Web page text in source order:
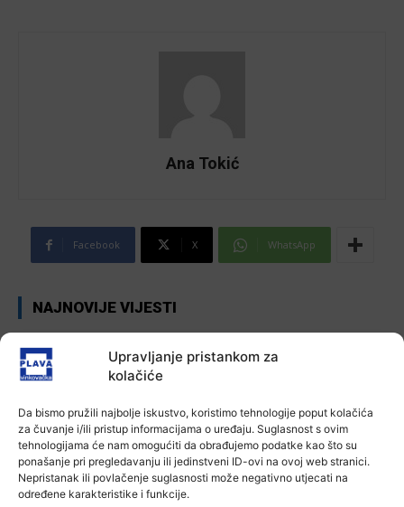
Upravljanje pristankom za
kolačiće
Da bismo pružili najbolje iskustvo, koristimo tehnologije poput kolačića
za čuvanje i/ili pristup informacijama o uređaju. Suglasnost s ovim
tehnologijama će nam omogućiti da obrađujemo podatke kao što su
ponašanje pri pregledavanju ili jedinstveni ID-ovi na ovoj web stranici.
Nepristanak ili povlačenje suglasnosti može negativno utjecati na
određene karakteristike i funkcije.
Ana Tokić
Facebook X WhatsApp
NAJNOVIJE VIJESTI
Autoklub Vinkovci u rujnu će obilježiti
stotu godišnjicu djelovanja
Aktualno
Za dva tjedna započinje još jedna
Divlja liga
Ana Tokić